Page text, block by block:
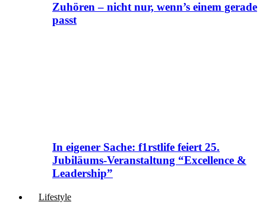
Zuhören – nicht nur, wenn’s einem gerade
passt
In eigener Sache: f1rstlife feiert 25.
Jubiläums-Veranstaltung “Excellence &
Leadership”
Lifestyle